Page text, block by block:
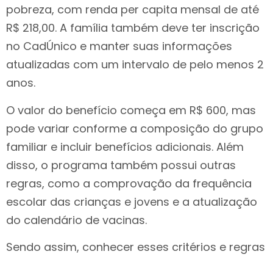
pobreza, com renda per capita mensal de até
R$ 218,00. A família também deve ter inscrição
no CadÚnico e manter suas informações
atualizadas com um intervalo de pelo menos 2
anos.
O valor do benefício começa em R$ 600, mas
pode variar conforme a composição do grupo
familiar e incluir benefícios adicionais. Além
disso, o programa também possui outras
regras, como a comprovação da frequência
escolar das crianças e jovens e a atualização
do calendário de vacinas.
Sendo assim, conhecer esses critérios e regras